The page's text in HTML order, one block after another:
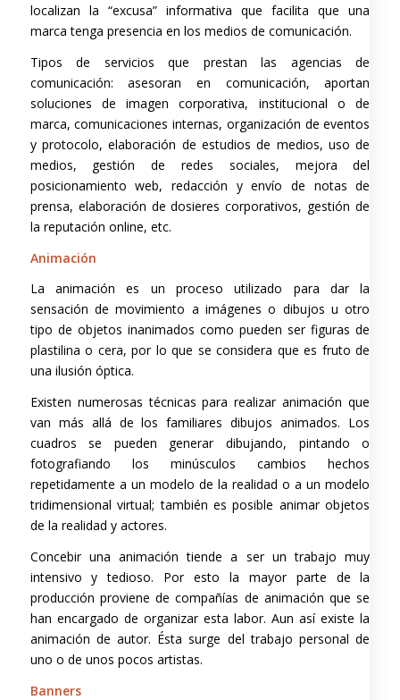
localizan la “excusa” informativa que facilita que una
marca tenga presencia en los medios de comunicación.
Tipos de servicios que prestan las agencias de
comunicación: asesoran en comunicación, aportan
soluciones de imagen corporativa, institucional o de
marca, comunicaciones internas, organización de eventos
y protocolo, elaboración de estudios de medios, uso de
medios, gestión de redes sociales, mejora del
posicionamiento web, redacción y envío de notas de
prensa, elaboración de dosieres corporativos, gestión de
la reputación online, etc.
Animación
La animación es un proceso utilizado para dar la
sensación de movimiento a imágenes o dibujos u otro
tipo de objetos inanimados como pueden ser figuras de
plastilina o cera, por lo que se considera que es fruto de
una ilusión óptica.
Existen numerosas técnicas para realizar animación que
van más allá de los familiares dibujos animados. Los
cuadros se pueden generar dibujando, pintando o
fotografiando los minúsculos cambios hechos
repetidamente a un modelo de la realidad o a un modelo
tridimensional virtual; también es posible animar objetos
de la realidad y actores.
Concebir una animación tiende a ser un trabajo muy
intensivo y tedioso. Por esto la mayor parte de la
producción proviene de compañías de animación que se
han encargado de organizar esta labor. Aun así existe la
animación de autor. Ésta surge del trabajo personal de
uno o de unos pocos artistas.
Banners